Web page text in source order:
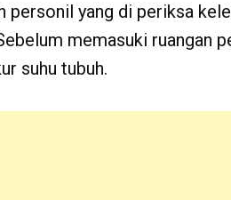
personil yang di periksa
memasuki ruangan
suhu tubuh.